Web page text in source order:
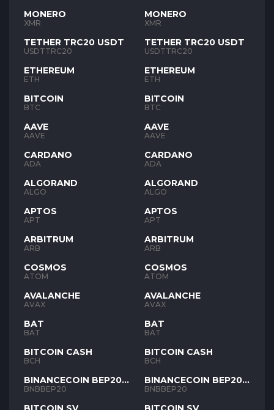
MONERO
XMR
TETHER TRC20 USDT
USDTTRC20
ETHEREUM
ETH
BITCOIN
BTC
AAVE
AAVE
CARDANO
ADA
ALGORAND
ALGO
APTOS
APT
ARBITRUM
ARB
COSMOS
ATOM
AVALANCHE
AVAX
BAT
BAT
BITCOIN CASH
BCH
BINANCECOIN BEP20
BNB
BNBBEP20
MONERO
XMR
TETHER TRC20 USDT
USDTTRC20
ETHEREUM
ETH
BITCOIN
BTC
AAVE
AAVE
CARDANO
ADA
ALGORAND
ALGO
APTOS
APT
ARBITRUM
ARB
COSMOS
ATOM
AVALANCHE
AVAX
BAT
BAT
BITCOIN CASH
BCH
BINANCECOIN BEP20
BNB
BNBBEP20